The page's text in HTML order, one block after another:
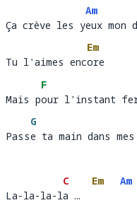
Ça crève les y
Am
Ça crève les yeux mon
Tu l'aimes enc
Em
ore
Tu l'aimes encore
Mais p
F
ou
Mais pour l'instant
Pass
G
e ta main dans mes
Passe ta main dans mes
La-la-la-l
C
a …
Em Am
La-la-la-la …